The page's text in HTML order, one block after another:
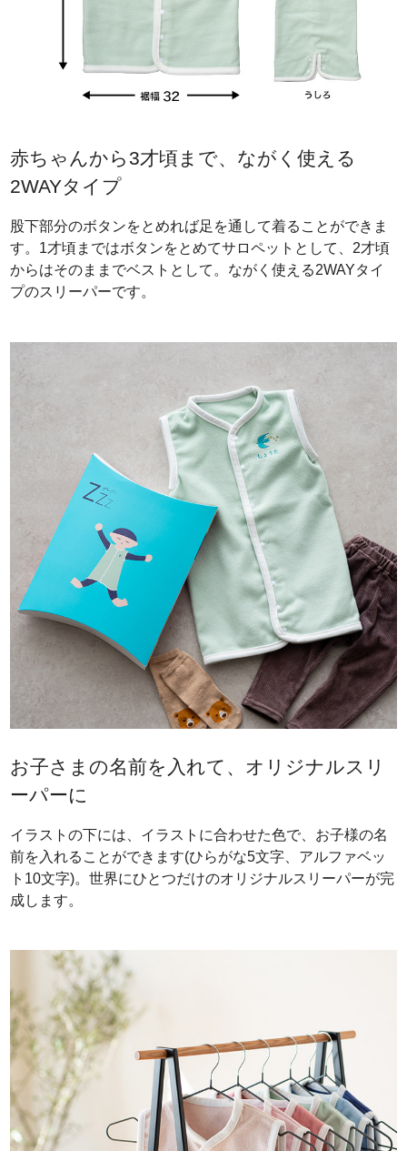
赤ちゃんから3才頃まで、ながく使える
2WAYタイプ
股下部分のボタンをとめれば足を通して着ることができま
す。1才頃まではボタンをとめてサロペットとして、2才頃
からはそのままでベストとして。ながく使える2WAYタイ
プのスリーパーです。
お子さまの名前を入れて、オリジナルスリ
ーパーに
イラストの下には、イラストに合わせた色で、お子様の名
前を入れることができます(ひらがな5文字、アルファベッ
ト10文字)。世界にひとつだけのオリジナルスリーパーが完
成します。